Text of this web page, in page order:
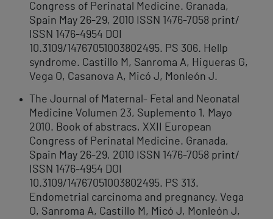
Congress of Perinatal Medicine. Granada,
Spain May 26-29, 2010 ISSN 1476-7058 print/
ISSN 1476-4954 DOI
10.3109/14767051003802495. PS 306. Hellp
syndrome. Castillo M, Sanroma A, Higueras G,
Vega O, Casanova A, Micó J, Monleón J.
The Journal of Maternal- Fetal and Neonatal
Medicine Volumen 23, Suplemento 1, Mayo
2010. Book of abstracs, XXII European
Congress of Perinatal Medicine. Granada,
Spain May 26-29, 2010 ISSN 1476-7058 print/
ISSN 1476-4954 DOI
10.3109/14767051003802495. PS 313.
Endometrial carcinoma and pregnancy. Vega
O, Sanroma A, Castillo M, Micó J, Monleón J,